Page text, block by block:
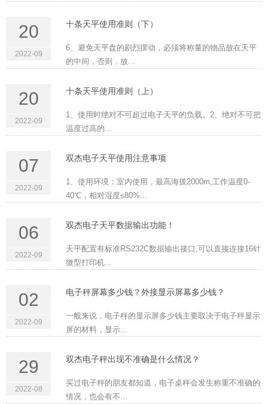
20
2022-09
十条天平使用准则（下）
6、避免天平盘的剧烈摆动，必须将称量的物品放在天平
的中间，否则，放...
20
2022-09
十条天平使用准则（上）
1、使用时绝对不可超过电子天平的负载。2、绝对不可把
温度过高的...
07
2022-09
双杰电子天平使用注意事项
1、使用环境：室内使用，最高海拔2000m,工作温度0-
40℃，相对湿度≤80%...
06
2022-09
双杰电子天平数据输出功能！
天平配置有标准RS232C数据输出接口,可以直接连接16针
微型打印机...
02
2022-09
电子秤屏幕多少钱？外接显示屏幕多少钱？
一般来说，电子秤的显示屏多少钱主要取决于电子秤显示
屏的材料，显示...
29
2022-08
双杰电子秤出现不准确是什么情况？
买过电子秤的朋友都知道，电子桌秤会发生称重不准确的
情况，也会有不...